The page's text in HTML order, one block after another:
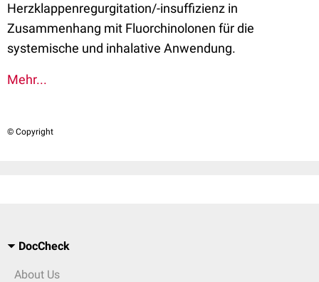
Herzklappenregurgitation/-insuffizienz in
Zusammenhang mit Fluorchinolonen für die
systemische und inhalative Anwendung.
Mehr...
© Copyright
DocCheck
About Us